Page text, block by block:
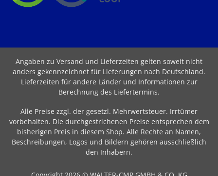
Angaben zu Versand und Lieferzeiten gelten soweit nicht
anders gekennzeichnet für Lieferungen nach Deutschland.
Lieferzeiten für andere Länder und Informationen zur
Berechnung des Liefertermins.
Alle Preise zzgl. der gesetzl. Mehrwertsteuer. Irrtümer
vorbehalten. Die durchgestrichenen Preise entsprechen dem
bisherigen Preis in diesem Shop. Alle Rechte an Namen,
Beschreibungen, Logos und Bildern gehören ausschließlich
den Inhabern.